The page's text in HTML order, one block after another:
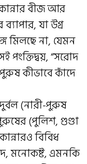
বীজ আর
যা উগ্র
মিলছে না, যেমন
পংক্তিদ্বয়, “সরোদ
কীভাবে কাঁদে
(নারী-পুরুষ
(পুলিশ, গুণ্ডা
বিবিধ
মনোকষ্ট, এমনকি